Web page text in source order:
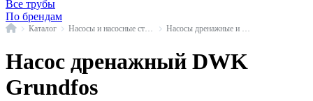
Все трубы
По брендам
ГлавнаяКаталог
Насос дренажный DWK
Grundfos